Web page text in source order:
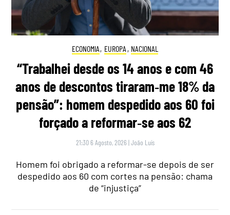
ECONOMIA, EUROPA , NACIONAL
“Trabalhei desde os 14 anos e com 46
anos de descontos tiraram‑me 18% da
pensão”: homem despedido aos 60 foi
forçado a reformar‑se aos 62
21:30 6 Agosto, 2026 |João Luís
Homem foi obrigado a reformar-se depois de ser
despedido aos 60 com cortes na pensão: chama
de “injustiça”